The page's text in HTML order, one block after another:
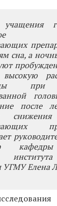
сна, а
при
после
кафедры
Елена